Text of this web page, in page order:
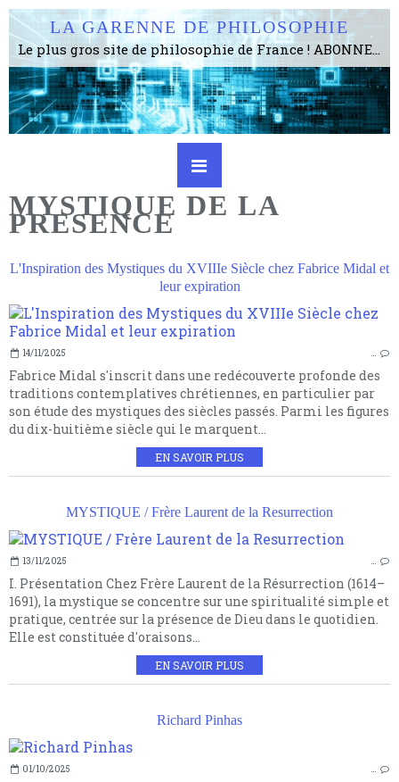
LA GARENNE DE PHILOSOPHIE
Le plus gros site de philosophie de France ! ABONNEZ-VOUS ! 4115 Articles, 1634 abonné·e·s, depuis 2006 . . . . . . . . 2 852 214 pages vues jusqu'à présent. Prestance et être apte à un plus grand nombre de choses.
MYSTIQUE DE LA
PRESENCE
L'Inspiration des Mystiques du XVIIIe Siècle chez Fabrice Midal et
leur expiration
14/11/2025 …
Fabrice Midal s'inscrit dans une redécouverte profonde des
traditions contemplatives chrétiennes, en particulier par
son étude des mystiques des siècles passés. Parmi les figures
du dix-huitième siècle qui le marquent...
EN SAVOIR PLUS
MYSTIQUE / Frère Laurent de la Resurrection
13/11/2025 …
I. Présentation Chez Frère Laurent de la Résurrection (1614–
1691), la mystique se concentre sur une spiritualité simple et
pratique, centrée sur la présence de Dieu dans le quotidien.
Elle est constituée d'oraisons...
EN SAVOIR PLUS
Richard Pinhas
01/10/2025 …